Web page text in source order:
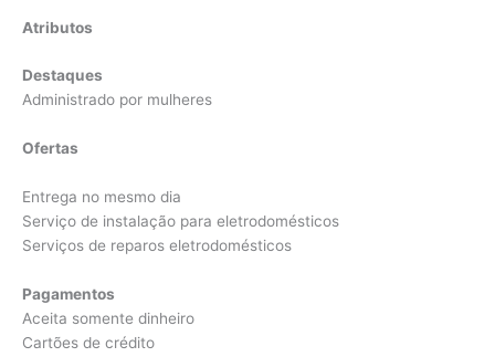
Atributos
Destaques
Administrado por mulheres
Ofertas
Entrega no mesmo dia
Serviço de instalação para eletrodomésticos
Serviços de reparos eletrodomésticos
Pagamentos
Aceita somente dinheiro
Cartões de crédito